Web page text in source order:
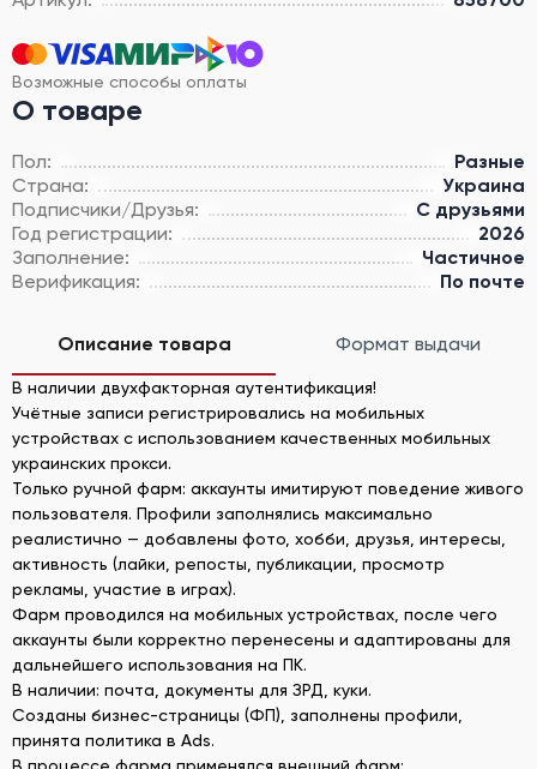
Возможные способы оплаты
О товаре
Пол:
Разные
Страна:
Украина
Подписчики/Друзья:
С друзьями
Год регистрации:
2026
Заполнение:
Частичное
Верификация:
По почте
Описание товара Формат выдачи
В наличии двухфакторная аутентификация!
Учётные записи регистрировались на мобильных
устройствах с использованием качественных мобильных
украинских прокси.
Только ручной фарм: аккаунты имитируют поведение живого
пользователя. Профили заполнялись максимально
реалистично — добавлены фото, хобби, друзья, интересы,
активность (лайки, репосты, публикации, просмотр
рекламы, участие в играх).
Фарм проводился на мобильных устройствах, после чего
аккаунты были корректно перенесены и адаптированы для
дальнейшего использования на ПК.
В наличии: почта, документы для ЗРД, куки.
Созданы бизнес-страницы (ФП), заполнены профили,
принята политика в Ads.
В процессе фарма применялся внешний фарм: